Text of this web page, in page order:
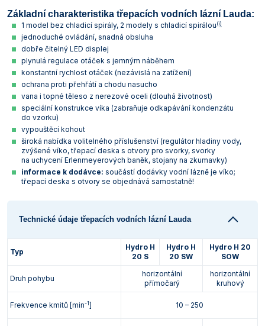
Základní charakteristika třepacích vodních lázní Lauda:
1 model bez chladicí spirály, 2 modely s chladicí spirálou(i)
jednoduché ovládání, snadná obsluha
dobře čitelný LED displej
plynulá regulace otáček s jemným náběhem
konstantní rychlost otáček (nezávislá na zatížení)
ochrana proti přehřátí a chodu nasucho
vana i topné těleso z nerezové oceli (dlouhá životnost)
speciální konstrukce víka (zabraňuje odkapávání kondenzátu
do vzorku)
vypouštěcí kohout
široká nabídka volitelného příslušenství (regulátor hladiny vody,
zvýšené víko, třepací deska s otvory pro svorky, svorky
na uchycení Erlenmeyerových baněk, stojany na zkumavky)
informace k dodávce: součástí dodávky vodní lázně je víko;
třepací deska s otvory se objednává samostatně!
Technické údaje třepacích vodních lázní Lauda
Typ
Hydro H
20 S
Hydro H
20 SW
Hydro H 20
SOW
Druh pohybu
horizontální
přímočarý
horizontální
kruhový
Frekvence kmitů [min-1] 10 – 250